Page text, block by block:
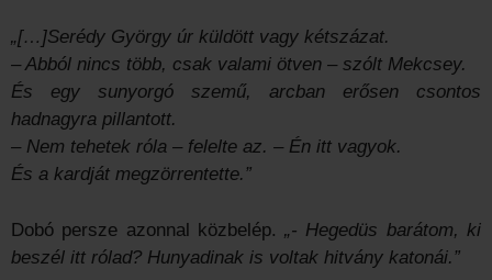
„[…]Serédy György úr küldött vagy kétszázat.
– Abból nincs több, csak valami ötven – szólt Mekcsey.
És egy sunyorgó szemű, arcban erősen csontos
hadnagyra pillantott.
– Nem tehetek róla – felelte az. – Én itt vagyok.
És a kardját megzörrentette.”
Dobó persze azonnal közbelép.„- Hegedüs barátom, ki
beszél itt rólad? Hunyadinak is voltak hitvány katonái.”